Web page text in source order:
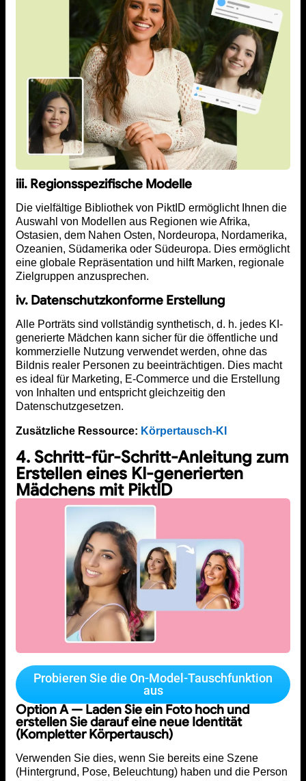
iii. Regionsspezifische Modelle
Die vielfältige Bibliothek von PiktID ermöglicht Ihnen die
Auswahl von Modellen aus Regionen wie Afrika,
Ostasien, dem Nahen Osten, Nordeuropa, Nordamerika,
Ozeanien, Südamerika oder Südeuropa. Dies ermöglicht
eine globale Repräsentation und hilft Marken, regionale
Zielgruppen anzusprechen.
iv. Datenschutzkonforme Erstellung
Alle Porträts sind vollständig synthetisch, d. h. jedes KI-
generierte Mädchen kann sicher für die öffentliche und
kommerzielle Nutzung verwendet werden, ohne das
Bildnis realer Personen zu beeinträchtigen. Dies macht
es ideal für Marketing, E-Commerce und die Erstellung
von Inhalten und entspricht gleichzeitig den
Datenschutzgesetzen.
Zusätzliche Ressource: Körpertausch-KI
4. Schritt-für-Schritt-Anleitung zum
Erstellen eines KI-generierten
Mädchens mit PiktID
Probieren Sie die On-Model-Tauschfunktion
aus
Option A — Laden Sie ein Foto hoch und
erstellen Sie darauf eine neue Identität
(Kompletter Körpertausch)
Verwenden Sie dies, wenn Sie bereits eine Szene
(Hintergrund, Pose, Beleuchtung) haben und die Person